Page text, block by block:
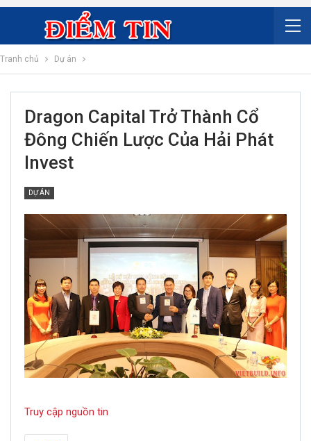
Tranh chủ Dự án
Dragon Capital Trở Thành Cổ
Đông Chiến Lược Của Hải Phát
Invest
DỰ ÁN
Truy cập nguồn tin